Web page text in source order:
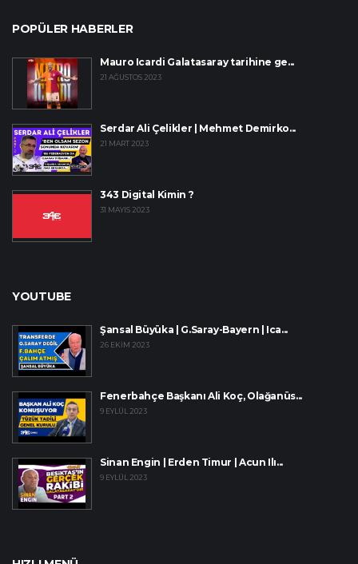
POPÜLER HABERLER
Mauro Icardi Galatasaray tarihine ge...
21 AĞUSTOS 2023
Serdar Ali Çelikler | Mehmet Demirko...
21 MART 2023
343 Digital Kimin ?
31 MAYIS 2023
YOUTUBE
Şansal Büyüka | G.Saray-Bayern | Ica...
26 EKIM 2023
Fenerbahçe Başkanı Ali Koç, Olağanüs...
9 EYLÜL 2023
Sinan Engin | Erden Timur | Acun Ilı...
9 EYLÜL 2023